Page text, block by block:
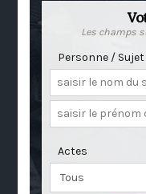
Les champs
Personne / Sujet
Actes